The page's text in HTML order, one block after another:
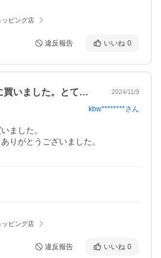
ッピング店
違反報告 いいね 0
息子のプレゼントに買いました。とても喜… 2024/11/9
kbw********さん
ました。
りがとうございました。
ッピング店
違反報告 いいね 0